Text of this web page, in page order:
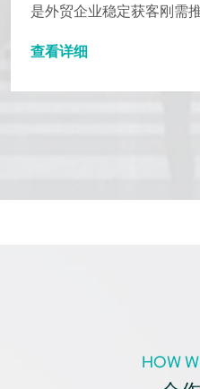
搜索流量，填补谷歌在俄
查看详细
HOW